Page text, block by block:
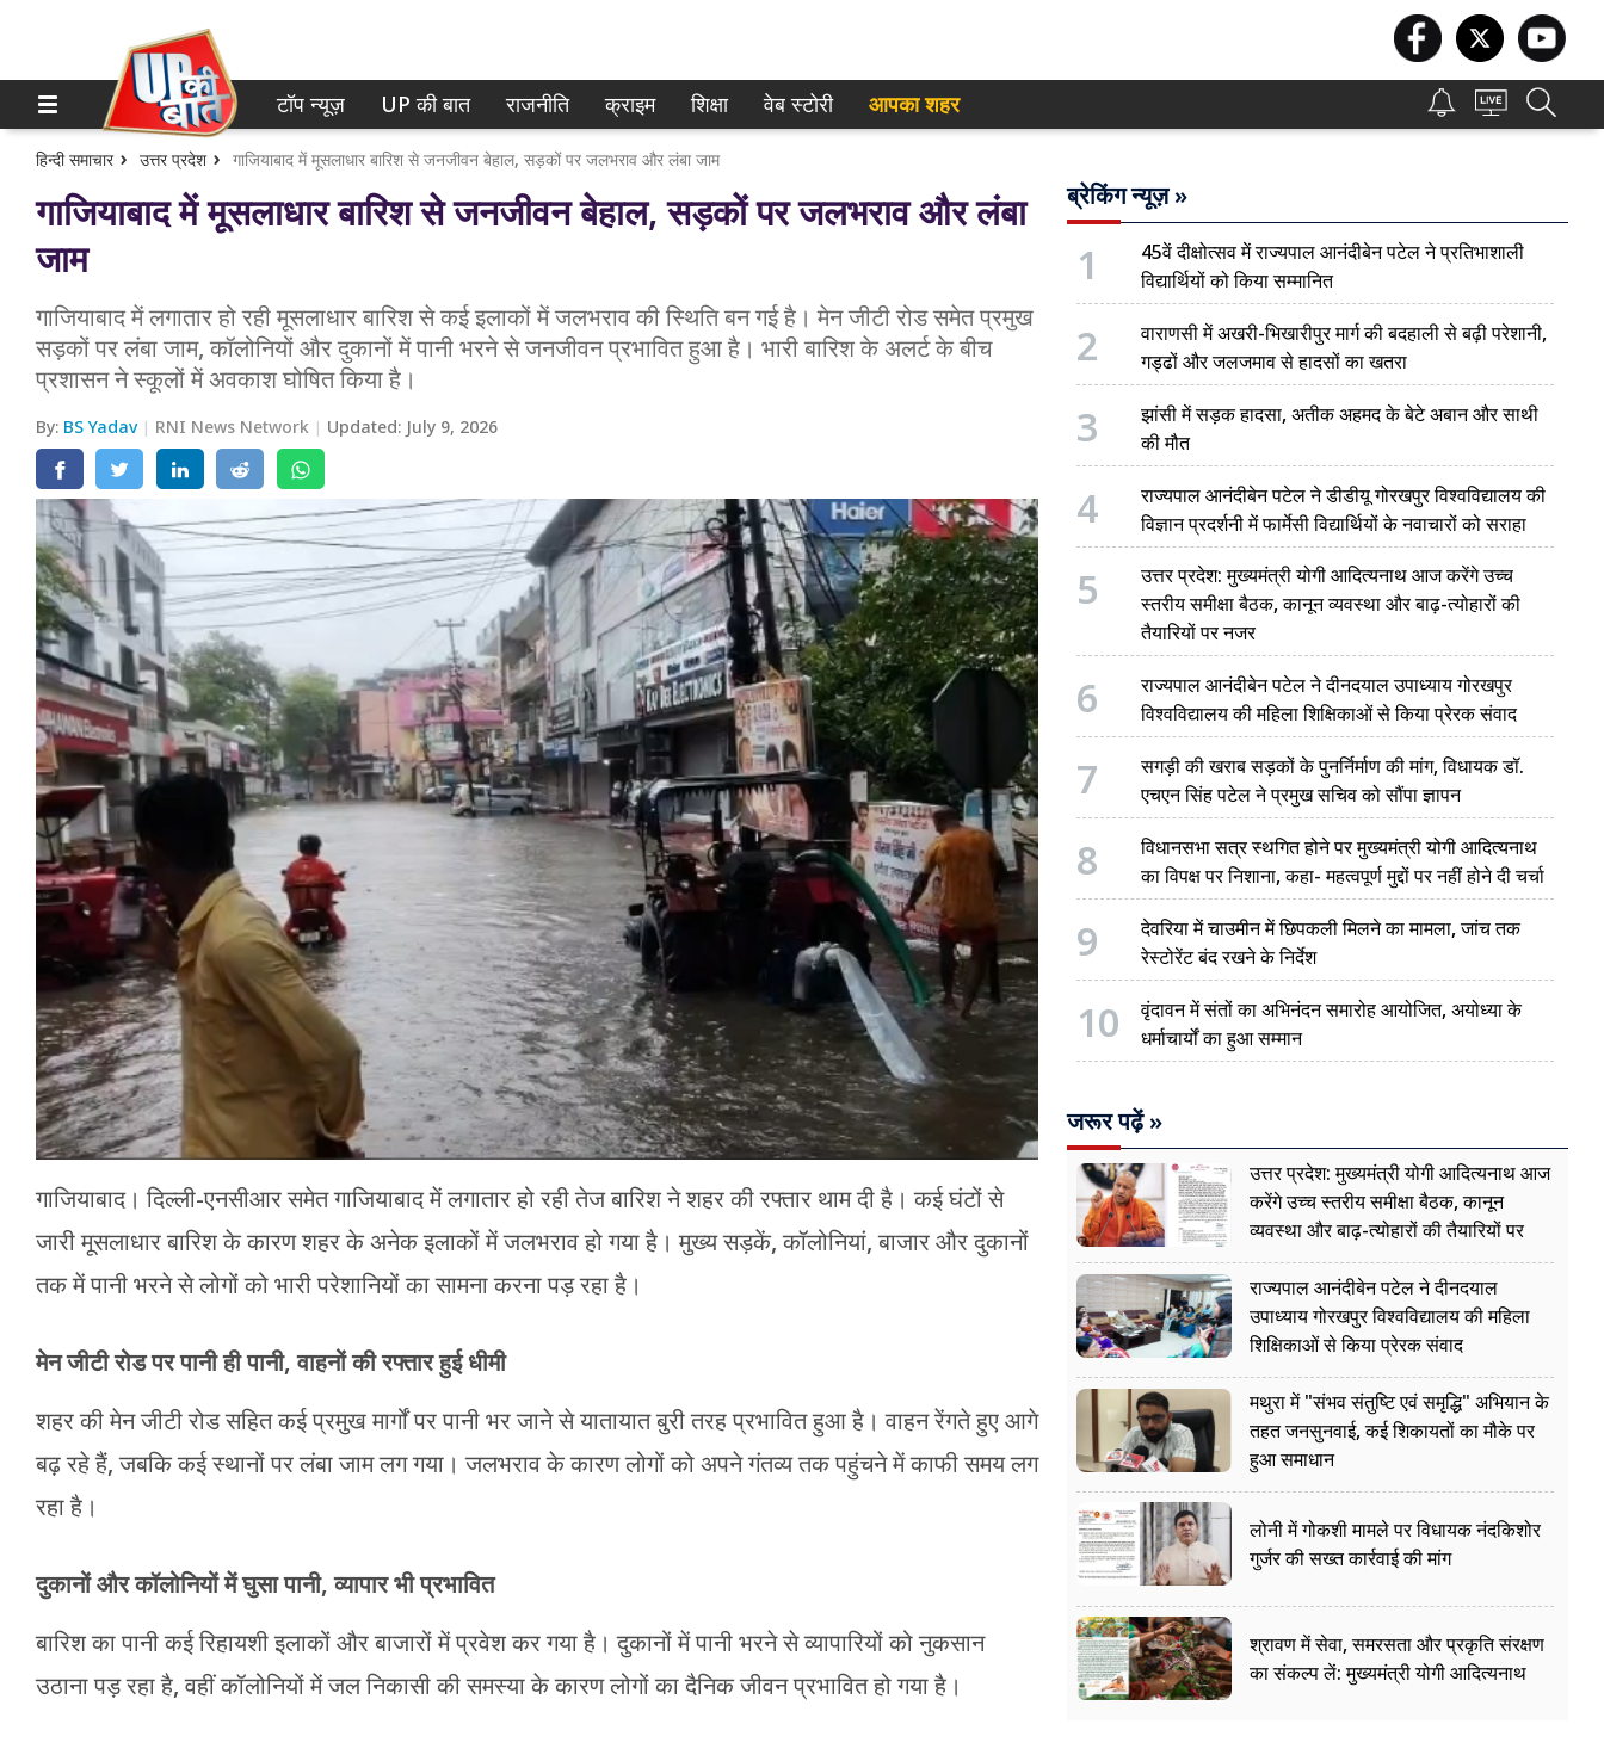
होम
टॉप न्यूज़
UP की बात
राजनीति
क्राइम
शिक्षा
वेब स्टोरी
टॉप न्यूज़ UP की बात राजनीति क्राइम शिक्षा वेब स्टोरी आपका शहर
हिन्दी समाचार उत्तर प्रदेश गाजियाबाद में मूसलाधार बारिश से जनजीवन बेहाल, सड़कों पर जलभराव और लंबा जाम
गाजियाबाद में मूसलाधार बारिश से जनजीवन बेहाल, सड़कों पर जलभराव और लंबा
जाम
गाजियाबाद में लगातार हो रही मूसलाधार बारिश से कई इलाकों में जलभराव की स्थिति बन गई है। मेन जीटी रोड समेत प्रमुख
सड़कों पर लंबा जाम, कॉलोनियों और दुकानों में पानी भरने से जनजीवन प्रभावित हुआ है। भारी बारिश के अलर्ट के बीच
प्रशासन ने स्कूलों में अवकाश घोषित किया है।
By: BS Yadav RNI News Network Updated: July 9, 2026
गाजियाबाद। दिल्ली-एनसीआर समेत गाजियाबाद में लगातार हो रही तेज बारिश ने शहर की रफ्तार थाम दी है। कई घंटों से
जारी मूसलाधार बारिश के कारण शहर के अनेक इलाकों में जलभराव हो गया है। मुख्य सड़कें, कॉलोनियां, बाजार और दुकानों
तक में पानी भरने से लोगों को भारी परेशानियों का सामना करना पड़ रहा है।
मेन जीटी रोड पर पानी ही पानी, वाहनों की रफ्तार हुई धीमी
शहर की मेन जीटी रोड सहित कई प्रमुख मार्गों पर पानी भर जाने से यातायात बुरी तरह प्रभावित हुआ है। वाहन रेंगते हुए आगे
बढ़ रहे हैं, जबकि कई स्थानों पर लंबा जाम लग गया। जलभराव के कारण लोगों को अपने गंतव्य तक पहुंचने में काफी समय लग
रहा है।
दुकानों और कॉलोनियों में घुसा पानी, व्यापार भी प्रभावित
बारिश का पानी कई रिहायशी इलाकों और बाजारों में प्रवेश कर गया है। दुकानों में पानी भरने से व्यापारियों को नुकसान
उठाना पड़ रहा है, वहीं कॉलोनियों में जल निकासी की समस्या के कारण लोगों का दैनिक जीवन प्रभावित हो गया है।
ब्रेकिंग न्यूज़ »
1
45वें दीक्षोत्सव में राज्यपाल आनंदीबेन पटेल ने प्रतिभाशाली
विद्यार्थियों को किया सम्मानित
2
वाराणसी में अखरी-भिखारीपुर मार्ग की बदहाली से बढ़ी परेशानी,
गड्ढों और जलजमाव से हादसों का खतरा
3
झांसी में सड़क हादसा, अतीक अहमद के बेटे अबान और साथी
की मौत
4
राज्यपाल आनंदीबेन पटेल ने डीडीयू गोरखपुर विश्वविद्यालय की
विज्ञान प्रदर्शनी में फार्मेसी विद्यार्थियों के नवाचारों को सराहा
5
उत्तर प्रदेश: मुख्यमंत्री योगी आदित्यनाथ आज करेंगे उच्च
स्तरीय समीक्षा बैठक, कानून व्यवस्था और बाढ़-त्योहारों की
तैयारियों पर नजर
6
राज्यपाल आनंदीबेन पटेल ने दीनदयाल उपाध्याय गोरखपुर
विश्वविद्यालय की महिला शिक्षिकाओं से किया प्रेरक संवाद
7
सगड़ी की खराब सड़कों के पुनर्निर्माण की मांग, विधायक डॉ.
एचएन सिंह पटेल ने प्रमुख सचिव को सौंपा ज्ञापन
8
विधानसभा सत्र स्थगित होने पर मुख्यमंत्री योगी आदित्यनाथ
का विपक्ष पर निशाना, कहा- महत्वपूर्ण मुद्दों पर नहीं होने दी चर्चा
9
देवरिया में चाउमीन में छिपकली मिलने का मामला, जांच तक
रेस्टोरेंट बंद रखने के निर्देश
10
वृंदावन में संतों का अभिनंदन समारोह आयोजित, अयोध्या के
धर्माचार्यों का हुआ सम्मान
जरूर पढ़ें »
उत्तर प्रदेश: मुख्यमंत्री योगी आदित्यनाथ आज
करेंगे उच्च स्तरीय समीक्षा बैठक, कानून
व्यवस्था और बाढ़-त्योहारों की तैयारियों पर
नजर
राज्यपाल आनंदीबेन पटेल ने दीनदयाल
उपाध्याय गोरखपुर विश्वविद्यालय की महिला
शिक्षिकाओं से किया प्रेरक संवाद
मथुरा में "संभव संतुष्टि एवं समृद्धि" अभियान के
तहत जनसुनवाई, कई शिकायतों का मौके पर
हुआ समाधान
लोनी में गोकशी मामले पर विधायक नंदकिशोर
गुर्जर की सख्त कार्रवाई की मांग
श्रावण में सेवा, समरसता और प्रकृति संरक्षण
का संकल्प लें: मुख्यमंत्री योगी आदित्यनाथ
नोएडा
गाजियाबाद
लखनऊ
कानपुर
वाराणसी
आगरा
अयोध्या
अलीगढ़
मथुरा
मेरठ
मुरादाबाद
गोरखपुर
प्रयागराज
रामपुर